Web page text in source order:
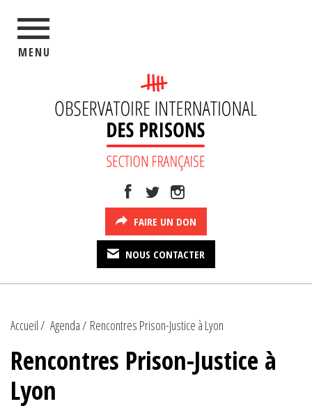
MENU
FAIRE UN DON
NOUS CONTACTER
Accueil Agenda Rencontres Prison-Justice à Lyon
Rencontres Prison-Justice à
Lyon